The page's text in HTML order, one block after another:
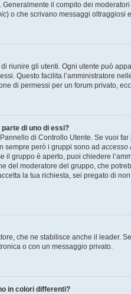
il compito dei
) o che scrivano messaggi oltraggiosi
riunire gli utenti. Ogni utente può
Questo facilita l’amministratore
di permessi per un forum privato,
di uno di essi?
di Controllo Utente. Se vuoi
sempre però i gruppi sono ad accesso
il gruppo è aperto, puoi chiedere
del moderatore del gruppo, che
la tua richiesta, sei pregato di
che ne stabilisce anche il leader.
o con un messaggio privato.
in colori differenti?